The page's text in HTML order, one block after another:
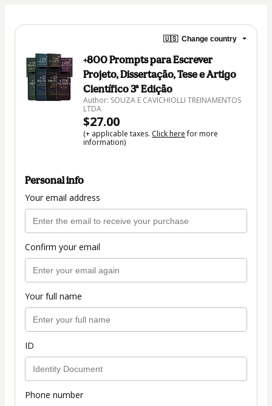
🇺🇸 Change country
+800 Prompts para Escrever
Projeto, Dissertação, Tese e Artigo
Científico 3ª Edição
Author: SOUZA E CAVICHIOLLI TREINAMENTOS
LTDA
$27.00
(+ applicable taxes. Click herefor more
information)
Personal info
Your email address
Confirm your email
Your full name
ID
Phone number